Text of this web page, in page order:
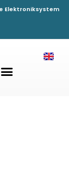
Elektroniksystem